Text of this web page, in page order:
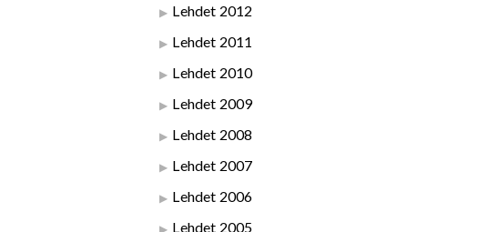
Lehdet 2012
Lehdet 2011
Lehdet 2010
Lehdet 2009
Lehdet 2008
Lehdet 2007
Lehdet 2006
Lehdet 2005